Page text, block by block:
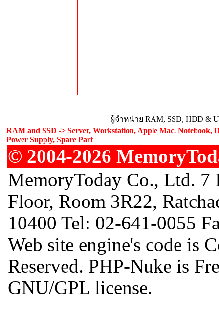
ผู้จำหน่าย RAM, SSD, HDD &
RAM and SSD -> Server, Workstation, Apple Mac, Notebook,
Power Supply, Spare Part
© 2004-2026
MemoryToday Co., Ltd.
Floor, Room 3R22,
10400 Tel: 02-641-0055
Web site engine's code is
Reserved. PHP-Nuke is
GNU/GPL license.